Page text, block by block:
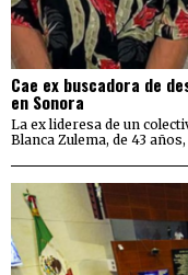
Cae ex buscadora de
en Sonora
La ex lideresa de un
Blanca Zulema, de 43